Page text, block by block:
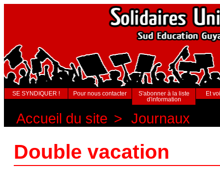
SE SYNDIQUER ! Pour nous contacter
S'abonner à la liste
d'information
Et
Accueil du site > Journaux
Double vacation